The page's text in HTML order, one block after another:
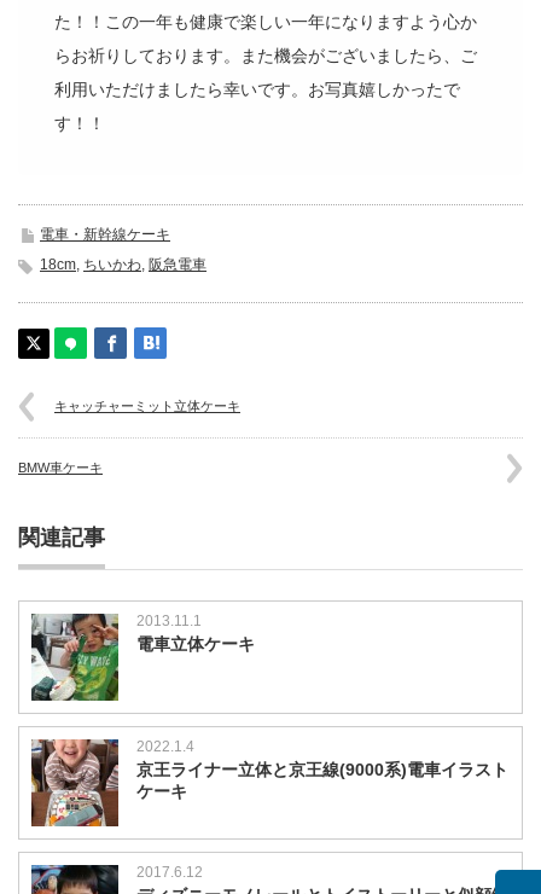
た！！この一年も健康で楽しい一年になりますよう心か
らお祈りしております。また機会がございましたら、ご
利用いただけましたら幸いです。お写真嬉しかったで
す！！
電車・新幹線ケーキ
18cm, ちいかわ, 阪急電車
キャッチャーミット立体ケーキ
BMW車ケーキ
関連記事
2013.11.1
電車立体ケーキ
2022.1.4
京王ライナー立体と京王線(9000系)電車イラスト
ケーキ
2017.6.12